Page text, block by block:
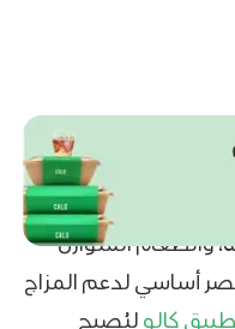
والطعام المتوازن
أساسي لدعم المزاج
كالو ليُصبح